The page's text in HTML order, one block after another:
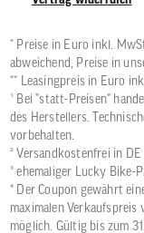
* Preise in Euro inkl.
abweichend, Preise in
** Leasingpreis in Euro
¹ Bei "statt-Preisen"
des Herstellers.
vorbehalten.
² Versandkostenfrei in DE
³ ehemaliger Lucky Bike-
⁴ Der Coupon gewährt
maximalen
möglich. Gültig bis zum